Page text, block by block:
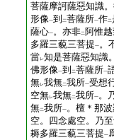
菩薩摩訶薩惡知識
形像一到 二菩薩所一作二
薩心一。亦非二 阿惟
多羅三藐三菩提一。
當レ知是菩薩惡知識
佛形像一到 二菩薩所一
無レ我無二我所一受想
空無レ我無二我所一。
無二我所一。檀＊那
空。四念處空。乃
耨多羅三藐三菩提一